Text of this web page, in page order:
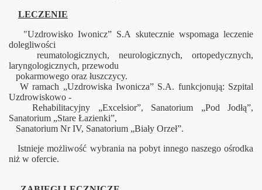
LECZENIE
"Uzdrowisko Iwonicz” S.A skutecznie wspomaga leczenie
dolegliwości
reumatologicznych, neurologicznych, ortopedycznych,
laryngologicznych, przewodu
pokarmowego oraz łuszczycy.
W ramach „Uzdrowiska Iwonicza” S.A. funkcjonują: Szpital
Uzdrowiskowo -
Rehabilitacyjny „Excelsior”, Sanatorium „Pod Jodłą”,
Sanatorium „Stare Łazienki”,
Sanatorium Nr IV, Sanatorium „Biały Orzeł”.
Istnieje możliwość wybrania na pobyt innego naszego ośrodka
niż w ofercie.